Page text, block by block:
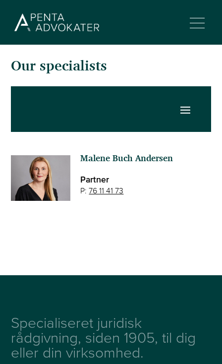
Our specialists
Malene Buch Andersen
Partner
P:76 11 41 73
Specialiseret juridisk
rådgivning, siden 1905, til dig
eller din virksomhed.